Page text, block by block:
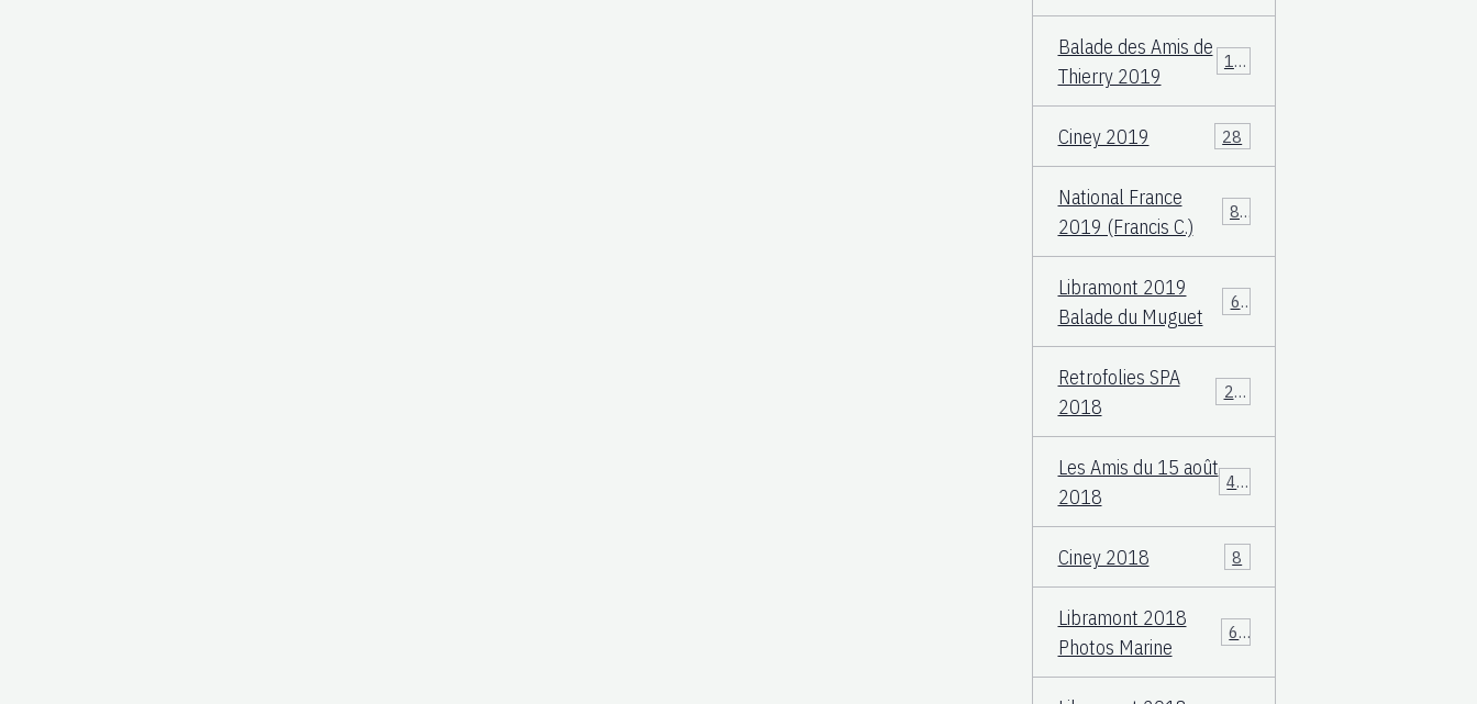
Balade des Amis de
Thierry 2019
117
Ciney 2019 28
National France
2019 (Francis C.)
83
Libramont 2019
Balade du Muguet
60
Retrofolies SPA
2018
25
Les Amis du 15 août
2018
40
Ciney 2018 8
Libramont 2018
Photos Marine
66